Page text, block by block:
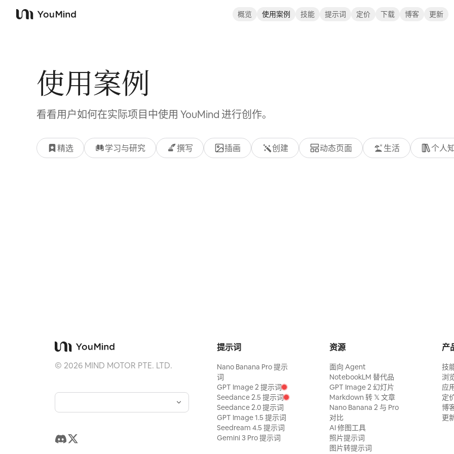
YouMind
概览 使用案例 技能 提示词 定价 下载 博客 更新
使用案例
看看用户如何在实际项目中使用 YouMind 进行创作。
精选 学习与研究 撰写 插画 创建 动态页面 生活 个人
© 2026MIND MOTOR PTE. LTD.
提示词
Nano Banana Pro 提示
词
GPT Image 2 提示词
Seedance 2.5 提示词
Seedance 2.0 提示词
GPT Image 1.5 提示词
Seedream 4.5 提示词
Gemini 3 Pro 提示词
资源
面向 Agent
NotebookLM 替代品
GPT Image 2 幻灯片
Markdown 转 𝕏 文章
Nano Banana 2 与 Pro
对比
AI 修图工具
照片提示词
图片转提示词
产
技
浏
应
定
博
更